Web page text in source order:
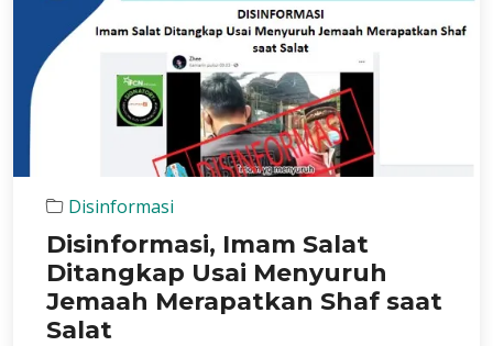
Disinformasi
Disinformasi, Imam Salat
Ditangkap Usai Menyuruh
Jemaah Merapatkan Shaf saat
Salat